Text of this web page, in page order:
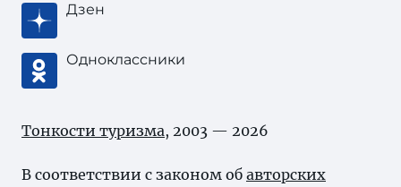
Дзен
Одноклассники
Тонкости туризма, 2003 — 2026
В соответствии с законом об авторских